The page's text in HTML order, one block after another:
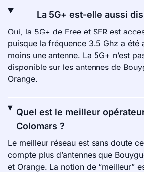
La 5G+ est-elle aussi
Oui, la 5G+ de Free et SFR est
puisque la fréquence 3.5 Ghz a été
moins une antenne. La 5G+ n’est
disponible sur les antennes de
Orange.
Quel est le meilleur
Colomars ?
Le meilleur réseau est sans doute
compte plus d’antennes que
et Orange. La notion de “meilleur”